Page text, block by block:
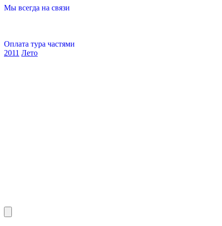
Мы всегда на связи
Оплата тура частями
2011 Лето